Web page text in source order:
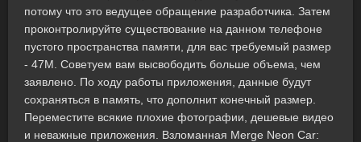
потому что это ведущее обращение разработчика. Затем
проконтролируйте существование на данном телефоне
пустого пространства памяти, для вас требуемый размер
- 47M. Советуем вам высвободить больше объема, чем
заявлено. По ходу работы приложения, данные будут
сохраняться в память, что дополнит конечный размер.
Переместите всякие плохие фотографии, дешевые видео
и неважные приложения. Взломанная Merge Neon Car: